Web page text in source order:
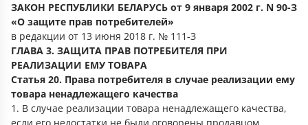
ЗАКОН РЕСПУБЛИКИ БЕЛАРУСЬ от 9 января 2002 г. N 90-З
«О защите прав потребителей»
в редакции от 13 июня 2018 г. № 111-З
ГЛАВА 3. ЗАЩИТА ПРАВ ПОТРЕБИТЕЛЯ ПРИ
РЕАЛИЗАЦИИ ЕМУ ТОВАРА
Статья 20. Права потребителя в случае реализации ему
товара ненадлежащего качества
1. В случае реализации товара ненадлежащего качества,